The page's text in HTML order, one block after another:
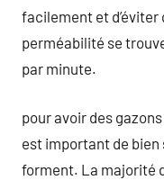
facilement et d’éviter
perméabilité se
par minute.
pour avoir des
est important de
forment. La majorité